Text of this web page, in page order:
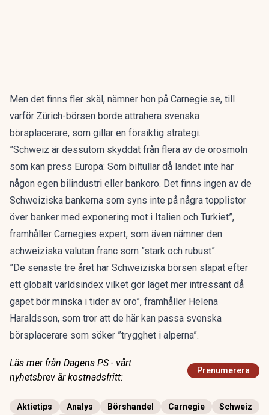
Men det finns fler skäl, nämner hon på Carnegie.se, till
varför Zürich-börsen borde attrahera svenska
börsplacerare, som gillar en försiktig strategi.
”Schweiz är dessutom skyddat från flera av de orosmoln
som kan press Europa: Som biltullar då landet inte har
någon egen bilindustri eller bankoro. Det finns ingen av de
Schweiziska bankerna som syns inte på några topplistor
över banker med exponering mot i Italien och Turkiet”,
framhåller Carnegies expert, som även nämner den
schweiziska valutan franc som ”stark och rubust”.
”De senaste tre året har Schweiziska börsen släpat efter
ett globalt världsindex vilket gör läget mer intressant då
gapet bör minska i tider av oro”, framhåller Helena
Haraldsson, som tror att de här kan passa svenska
börsplacerare som söker ”trygghet i alperna”.
Läs mer från Dagens PS - vårt
nyhetsbrev är kostnadsfritt:
Prenumerera
Aktietips Analys Börshandel Carnegie
Schweiz